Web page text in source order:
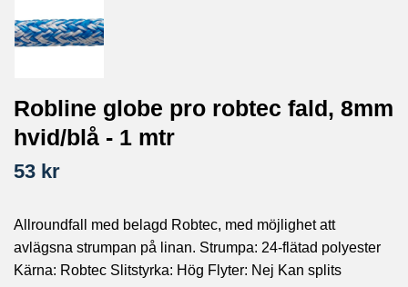
Robline globe pro robtec fald, 8mm
hvid/blå - 1 mtr
53 kr
Allroundfall med belagd Robtec, med möjlighet att
avlägsna strumpan på linan. Strumpa: 24-flätad polyester
Kärna: Robtec Slitstyrka: Hög Flyter: Nej Kan splits